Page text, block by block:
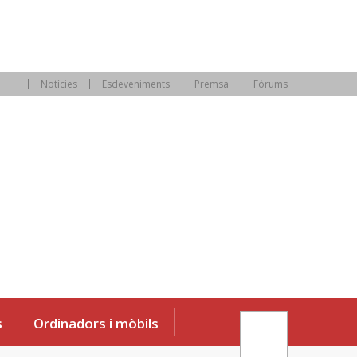
Notícies Esdeveniments Premsa Fòrums
Ordinadors i mòbils